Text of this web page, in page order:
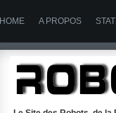
HOME A PROPOS